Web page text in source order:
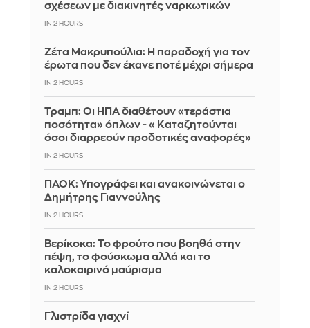
σχέσεων με διακινητές ναρκωτικών
IN 2 HOURS
Ζέτα Μακρυπούλια: Η παραδοχή για τον
έρωτα που δεν έκανε ποτέ μέχρι σήμερα
IN 2 HOURS
Τραμπ: Οι ΗΠΑ διαθέτουν «τεράστια
ποσότητα» όπλων - «Καταζητούνται
όσοι διαρρεούν προδοτικές αναφορές»
IN 2 HOURS
ΠΑΟΚ: Υπογράφει και ανακοινώνεται ο
Δημήτρης Γιαννούλης
IN 2 HOURS
Βερίκοκα: Το φρούτο που βοηθά στην
πέψη, το φούσκωμα αλλά και το
καλοκαιρινό μαύρισμα
IN 2 HOURS
Γλιστρίδα γιαχνί